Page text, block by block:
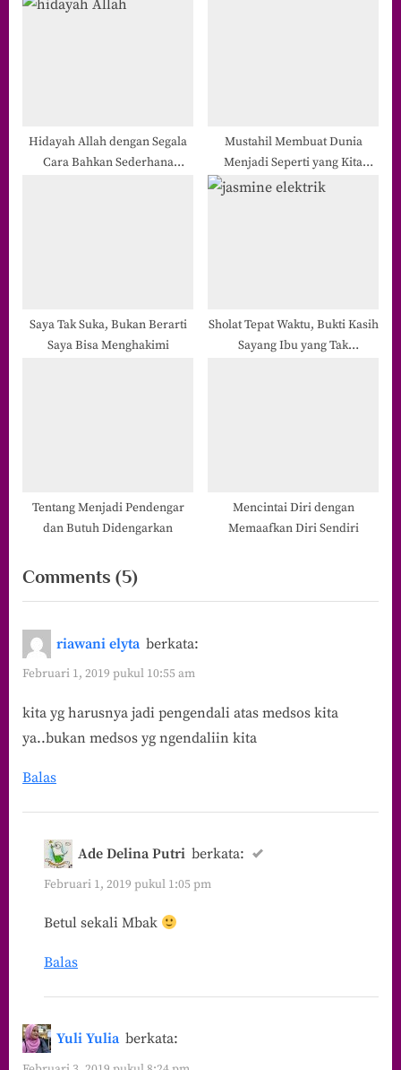
s
:
Hidayah Allah dengan Segala
Cara Bahkan Sederhana
Mustahil Membuat Dunia
Menjadi Seperti yang Kita
Inginkan
Saya Tak Suka, Bukan Berarti
Saya Bisa Menghakimi
Sholat Tepat Waktu, Bukti Kasih
Sayang Ibu yang Tak
Tentang Menjadi Pendengar
dan Butuh Didengarkan
Mencintai Diri dengan
Memaafkan Diri Sendiri
Comments (5)on
“Mengapa
Kehidupan
Kita
riawani elyta berkata:
Februari 1, 2019 pukul 10:55 am
kita yg harusnya jadi pengendali atas medsos kita
ya..bukan medsos yg ngendaliin kita
Balas
Ade Delina Putri berkata:
Februari 1, 2019 pukul 1:05 pm
Betul sekali Mbak
Balas
Yuli Yulia berkata: